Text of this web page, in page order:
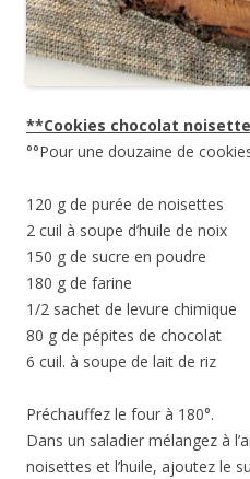
**Cookies chocolat
°°Pour une douzaine de
120 g de purée de noisettes
2 cuil à soupe d’huile de noix
150 g de sucre en poudre
180 g de farine
1/2 sachet de levure chimique
80 g de pépites de chocolat
6 cuil. à soupe de lait de riz
Préchauffez le four à 180°.
Dans un saladier mélangez à
noisettes et l’huile, ajoutez le